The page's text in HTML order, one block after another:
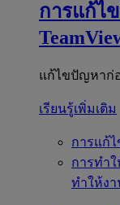
การแก้ไ
แก้ไขปัญหาก่
เรียนรู้เพิ่มเติม
การแก้
การทำ
ทำให้ง